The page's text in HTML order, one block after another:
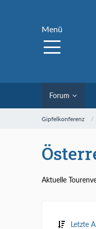
Menü
Forum
Gipfelkonferenz
Aktuelle
Letzte